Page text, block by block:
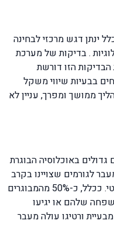
ינתן דגש מרכזי לבחינה
. בדיקות של מערכת
הזו דורשת
בבעיות שיווי משקל
ממושך ומפרך, עניין לא
באוכלוסיה הבוגרת
לגורמים שצויינו בקרב
הסובלים מרוטיגו, כמו למשל מרכיב גנטי. ככלל, כ-50% מהמבוגרים
המשפחה שלהם או יגיעו
ורטיגו עולה מעבר